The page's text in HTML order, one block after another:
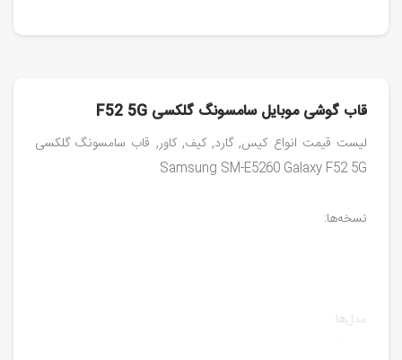
قاب گوشی موبایل سامسونگ گلکسی F52 5G
لیست قیمت انواع کیس, گارد, کیف, کاور, قاب سامسونگ گلکسی
Samsung SM-E5260 Galaxy F52 5G
نسخه‌ها:
مدل‌ها: